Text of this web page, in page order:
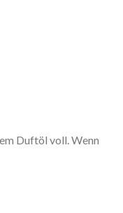
Duftöl voll. Wenn